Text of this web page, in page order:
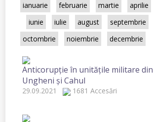
ianuarie februarie martie aprilie
iunie
iulie august
septembrie
octombrie
noiembrie decembrie
Anticorupție în unitățile militare din
Ungheni și Cahul
29.09.2021 1681 Accesări